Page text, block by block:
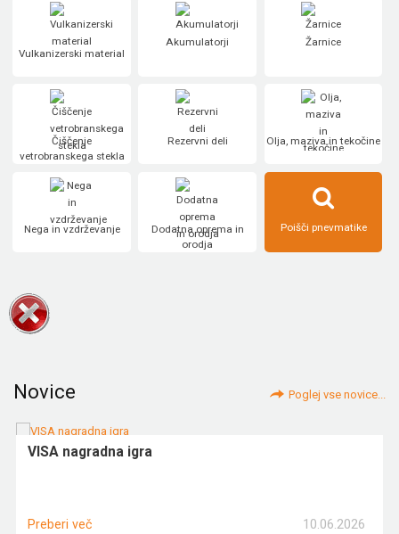
Vulkanizerski material
Akumulatorji Žarnice
Čiščenje
vetrobranskega stekla
Rezervni deli Olja, maziva in tekočine
Nega in vzdrževanje
Dodatna oprema in
orodja
Poišči pnevmatike
Novice Poglej vse novice...
VISA nagradna igra
10.06.2026
Preberi več